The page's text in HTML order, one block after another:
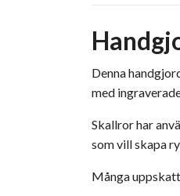
Denna
med
Skallror har
som vill skapa
Många